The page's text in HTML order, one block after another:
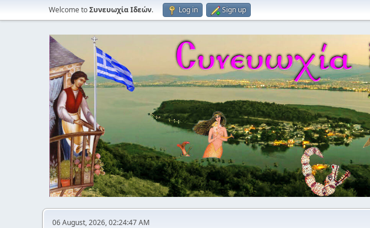
Welcome toΣυνευωχία Ιδεών. Log in Sign up
06 August, 2026, 02:24:47 AM